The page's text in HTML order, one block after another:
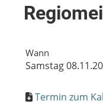
Wann
Samstag
Termin zum